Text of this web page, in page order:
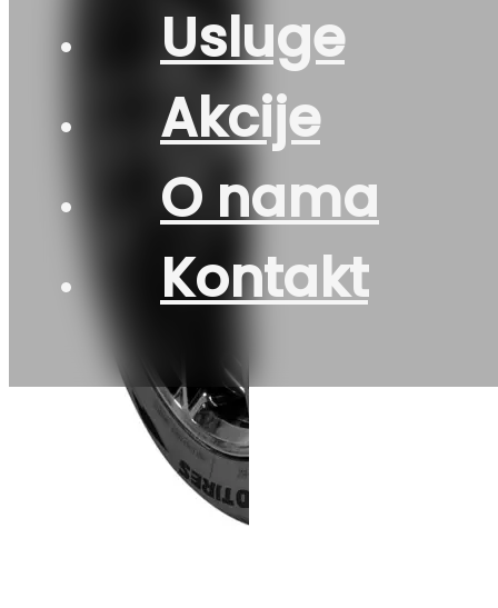
Usluge
Akcije
O nama
Kontakt